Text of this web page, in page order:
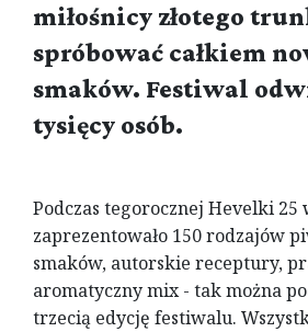
miłośnicy złotego
spróbować całkiem
smaków. Festiwal
tysięcy osób.
Podczas tegorocznej Hevelki 25
zaprezentowało 150 rodzajów
smaków, autorskie receptury,
aromatyczny mix - tak można
trzecią edycję festiwalu.